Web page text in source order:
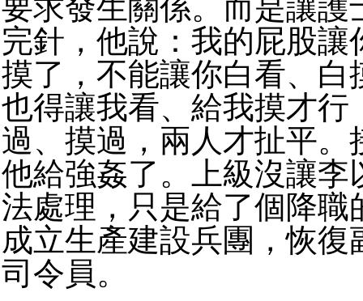
要求發生關係。而是讓護
完針，他說：我的屁股讓
摸了，不能讓你白看、白
也得讓我看、給我摸才行
過、摸過，兩人才扯平。
他給強姦了。上級沒讓李
法處理，只是給了個降職
成立生產建設兵團，恢復
司令員。